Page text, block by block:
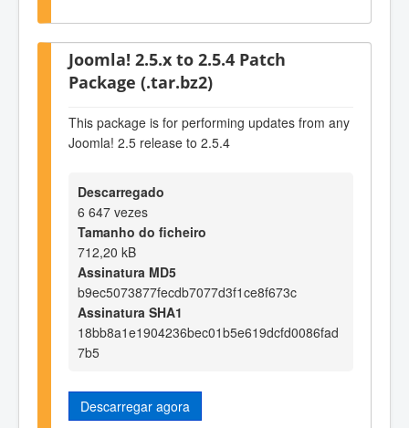
Joomla! 2.5.x to 2.5.4 Patch
Package (.tar.bz2)
This package is for performing updates from any
Joomla! 2.5 release to 2.5.4
Descarregado
6 647 vezes
Tamanho do ficheiro
712,20 kB
Assinatura MD5
b9ec5073877fecdb7077d3f1ce8f673c
Assinatura SHA1
18bb8a1e1904236bec01b5e619dcfd0086fad
7b5
Descarregar agora